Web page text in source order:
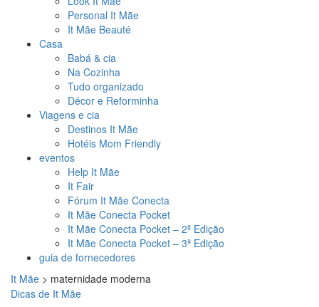
Personal It Mãe
It Mãe Beauté
Casa
Babá & cia
Na Cozinha
Tudo organizado
Décor e Reforminha
Viagens e cia
Destinos It Mãe
Hotéis Mom Friendly
eventos
Help It Mãe
It Fair
Fórum It Mãe Conecta
It Mãe Conecta Pocket
It Mãe Conecta Pocket – 2ª Edição
It Mãe Conecta Pocket – 3ª Edição
guia de fornecedores
It Mãe > maternidade moderna
Dicas de It Mãe